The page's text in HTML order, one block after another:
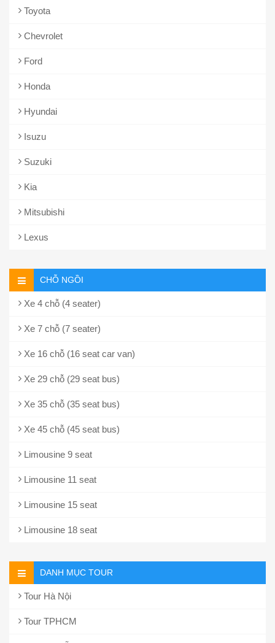
Toyota
Chevrolet
Ford
Honda
Hyundai
Isuzu
Suzuki
Kia
Mitsubishi
Lexus
CHỖ NGỒI
Xe 4 chỗ (4 seater)
Xe 7 chỗ (7 seater)
Xe 16 chỗ (16 seat car van)
Xe 29 chỗ (29 seat bus)
Xe 35 chỗ (35 seat bus)
Xe 45 chỗ (45 seat bus)
Limousine 9 seat
Limousine 11 seat
Limousine 15 seat
Limousine 18 seat
DANH MỤC TOUR
Tour Hà Nội
Tour TPHCM